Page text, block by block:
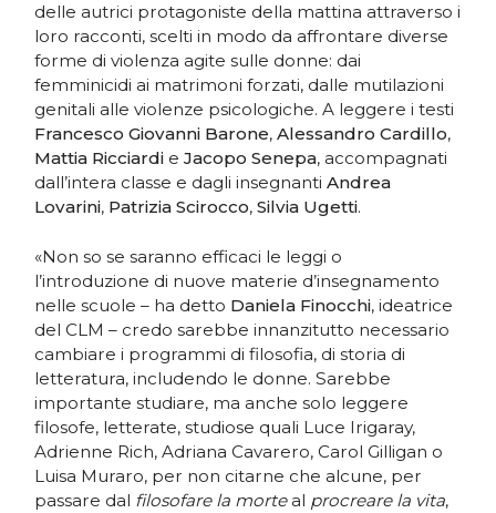
delle autrici protagoniste della mattina attraverso i
loro racconti, scelti in modo da affrontare diverse
forme di violenza agite sulle donne: dai
femminicidi ai matrimoni forzati, dalle mutilazioni
genitali alle violenze psicologiche. A leggere i testi
Francesco Giovanni Barone,Alessandro Cardillo,
Mattia Ricciardi eJacopo Senepa, accompagnati
dall’intera classe e dagli insegnantiAndrea
Lovarini, Patrizia Scirocco,Silvia Ugetti.
«Non so se saranno efficaci le leggi o
l’introduzione di nuove materie d’insegnamento
nelle scuole – ha detto Daniela Finocchi, ideatrice
del CLM – credo sarebbe innanzitutto necessario
cambiare i programmi di filosofia, di storia di
letteratura, includendo le donne. Sarebbe
importante studiare, ma anche solo leggere
filosofe, letterate, studiose quali Luce Irigaray,
Adrienne Rich, Adriana Cavarero, Carol Gilligan o
Luisa Muraro, per non citarne che alcune, per
passare dal filosofare la morteal procreare la vita,